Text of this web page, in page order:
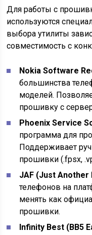
Для работы с
используются
выбора утилиты
совместимость с
Nokia Software
большинства
моделей.
прошивку с
Phoenix Service
программа для
Поддерживает
прошивки (.fpsx,
JAF (Just Another
телефонов на
менять как
прошивки.
Infinity Best (BB5